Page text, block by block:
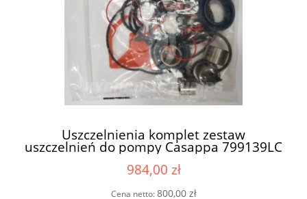
Uszczelnienia komplet zestaw
uszczelnień do pompy Casappa 799139LC
6909807 05258Z (69224990 , 6924989 ,
6924988)
984,00 zł
Cena netto:800,00 zł